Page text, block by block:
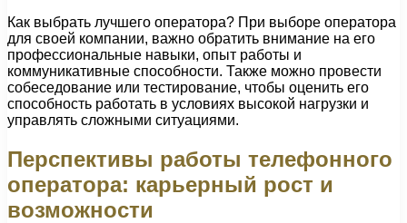
Как выбрать лучшего оператора? При выборе оператора
для своей компании, важно обратить внимание на его
профессиональные навыки, опыт работы и
коммуникативные способности. Также можно провести
собеседование или тестирование, чтобы оценить его
способность работать в условиях высокой нагрузки и
управлять сложными ситуациями.
Перспективы работы телефонного
оператора: карьерный рост и
возможности